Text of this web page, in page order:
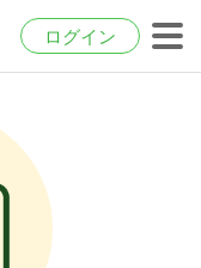
ログイン